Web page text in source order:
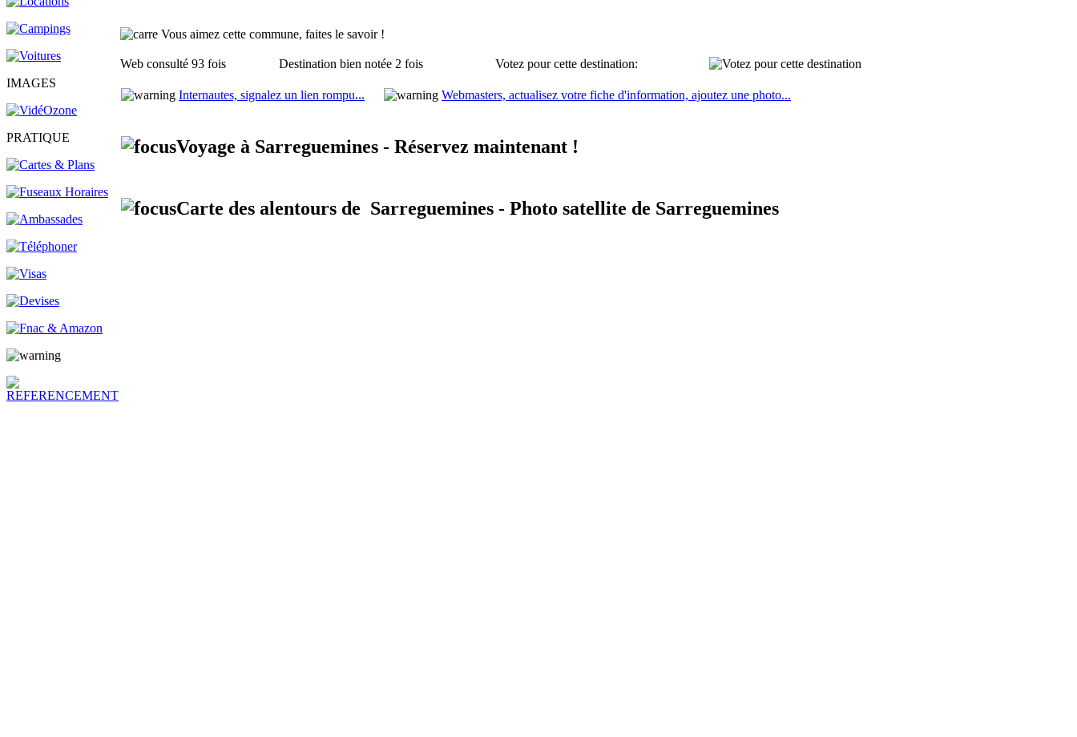
IMAGES
PRATIQUE
Vous aimez cette commune, faites le savoir !
Web consulté 93 fois Destination bien notée 2 fois Votez pour cette destination:
Internautes, signalez un lien rompu... Webmasters, actualisez votre fiche d'information, ajoutez une photo...
Voyage à Sarreguemines - Réservez maintenant !
Carte des alentours de Sarreguemines - Photo satellite de Sarreguemines